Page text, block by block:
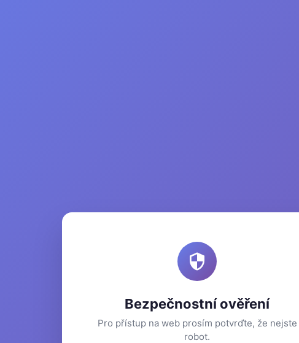
Bezpečnostní ověření
Pro přístup na web prosím potvrďte, že nejste
robot.